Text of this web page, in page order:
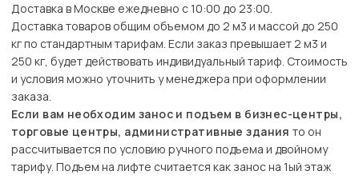
Доставка в Москве ежедневно с 10:00 до 23:00.
Доставка товаров общим объемом до 2 м3 и массой до 250
кг по стандартным тарифам. Если заказ превышает 2 м3 и
250 кг, будет действовать индивидуальный тариф. Стоимость
и условия можно уточнить у менеджера при оформлении
заказа.
Если вам необходим занос и подъем в бизнес-центры,
торговые центры, административные здания то он
рассчитывается по условию ручного подъема и двойному
тарифу. Подъем на лифте считается как занос на 1ый этаж